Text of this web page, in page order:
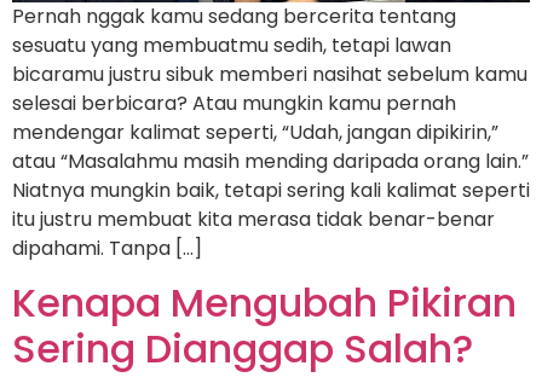
Pernah nggak kamu sedang bercerita tentang
sesuatu yang membuatmu sedih, tetapi lawan
bicaramu justru sibuk memberi nasihat sebelum kamu
selesai berbicara? Atau mungkin kamu pernah
mendengar kalimat seperti, “Udah, jangan dipikirin,”
atau “Masalahmu masih mending daripada orang lain.”
Niatnya mungkin baik, tetapi sering kali kalimat seperti
itu justru membuat kita merasa tidak benar-benar
dipahami. Tanpa […]
Kenapa Mengubah Pikiran
Sering Dianggap Salah?